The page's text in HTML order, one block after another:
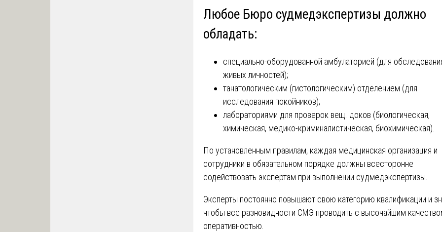
Любое Бюро судмедэкспертизы должно
обладать:
специально-оборудованной амбулаторией (для
живых личностей);
танатологическим (гистологическим) отделением (для
исследования покойников);
лабораториями для проверок вещ. доков (биологическая,
химическая, медико-криминалистическая, биохимическая).
По установленным правилам, каждая медицинская организация и
сотрудники в обязательном порядке должны всесторонне
содействовать экспертам при выполнении судмедэкспертизы.
Эксперты постоянно повышают свою категорию квалификации и
чтобы все разновидности СМЭ проводить с высочайшим
оперативностью.